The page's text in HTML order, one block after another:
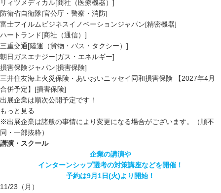
リィツメディカル[商社（医療機器）]
防衛省自衛隊[官公庁・警察・消防]
富士フイルムビジネスイノベーションジャパン[精密機器]
ハートランド[商社（通信）]
三重交通[陸運（貨物・バス・タクシー）]
朝日ガスエナジー[ガス・エネルギー]
損害保険ジャパン[損害保険]
三井住友海上火災保険・あいおいニッセイ同和損害保険 【2027年4月
合併予定】[損害保険]
出展企業は順次公開予定です！
もっと見る
※出展企業は諸般の事情により変更になる場合がございます。（順不
同・一部抜粋）
講演・スクール
企業の講演や
インターンシップ選考の対策講座などを開催！
予約は9月1日(火)より開始！
11/23 （月）